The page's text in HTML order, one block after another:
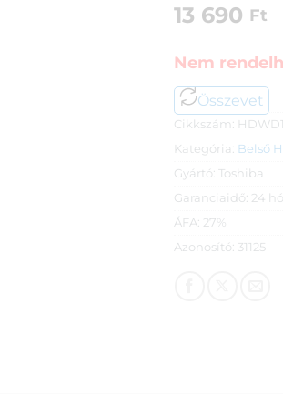
13 690 Ft
Nem
Összevet
Cikkszám:
Kategória: Belső
Gyártó: Toshiba
Garanciaidő: 24
ÁFA: 27%
Azonosító: 31125